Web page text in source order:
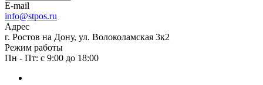
E-mail
info@stpos.ru
Адрес
г. Ростов на Дону, ул. Волоколамская 3к2
Режим работы
Пн - Пт: с 9:00 до 18:00